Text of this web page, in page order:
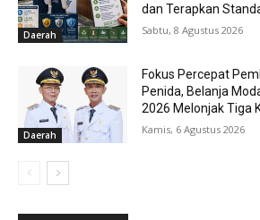
Daerah
dan Terapkan
Sabtu, 8 Agustus 2026
Daerah
Fokus Percepat
Penida, Belanja
2026 Melonjak Tiga
Kamis, 6 Agustus 2026